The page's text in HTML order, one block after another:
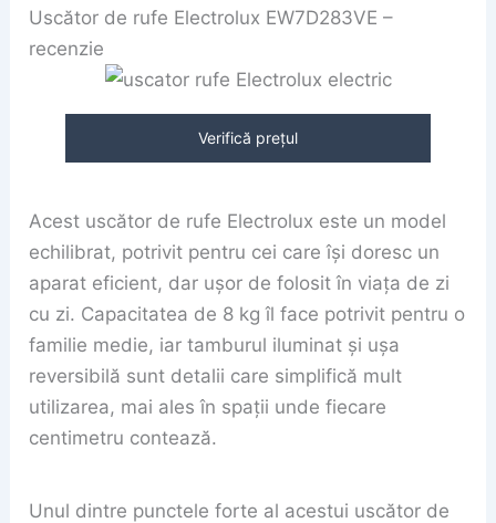
Uscător de rufe Electrolux EW7D283VE –
recenzie
Verifică prețul
Acest uscător de rufe Electrolux este un model
echilibrat, potrivit pentru cei care își doresc un
aparat eficient, dar ușor de folosit în viața de zi
cu zi. Capacitatea de 8 kg îl face potrivit pentru o
familie medie, iar tamburul iluminat și ușa
reversibilă sunt detalii care simplifică mult
utilizarea, mai ales în spații unde fiecare
centimetru contează.
Unul dintre punctele forte al acestui uscător de